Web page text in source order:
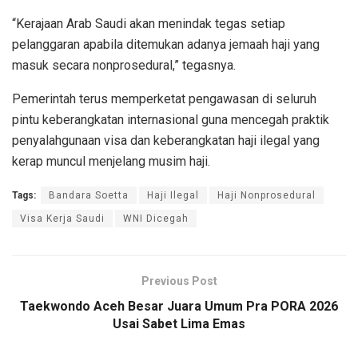
“Kerajaan Arab Saudi akan menindak tegas setiap
pelanggaran apabila ditemukan adanya jemaah haji yang
masuk secara nonprosedural,” tegasnya.
Pemerintah terus memperketat pengawasan di seluruh
pintu keberangkatan internasional guna mencegah praktik
penyalahgunaan visa dan keberangkatan haji ilegal yang
kerap muncul menjelang musim haji.
Tags: Bandara Soetta Haji Ilegal Haji Nonprosedural
Visa Kerja Saudi WNI Dicegah
Previous Post
Taekwondo Aceh Besar Juara Umum Pra PORA 2026
Usai Sabet Lima Emas